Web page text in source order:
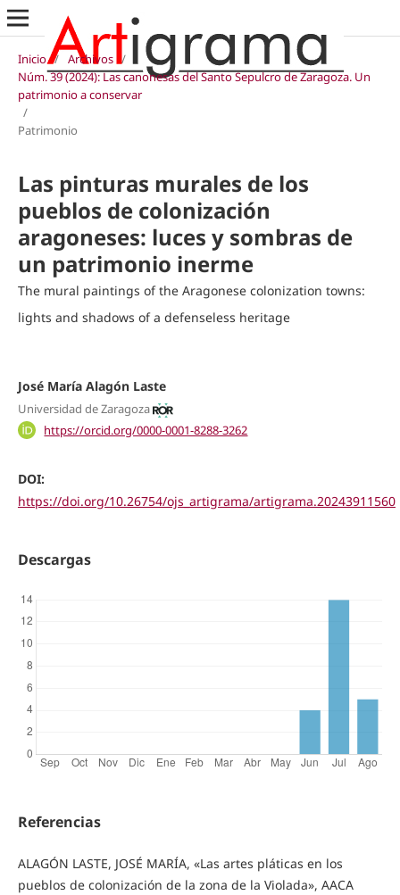
Inicio / Archivos /
Núm. 39 (2024): Las canonesas del Santo Sepulcro de Zaragoza. Un
patrimonio a conservar
/
Patrimonio
Las pinturas murales de los
pueblos de colonización
aragoneses: luces y sombras de
un patrimonio inerme
The mural paintings of the Aragonese colonization towns:
lights and shadows of a defenseless heritage
José María Alagón Laste
Universidad de Zaragoza
https://orcid.org/0000-0001-8288-3262
DOI:
https://doi.org/10.26754/ojs_artigrama/artigrama.20243911560
Descargas
Referencias
ALAGÓN LASTE, JOSÉ MARÍA, «Las artes pláticas en los
pueblos de colonización de la zona de la Violada», AACA